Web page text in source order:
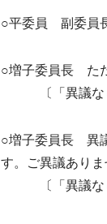
○平委員 副委員
○増子委員長 た
〔「異議なし
○増子委員長 異
す。ご異議ありま
〔「異議なし